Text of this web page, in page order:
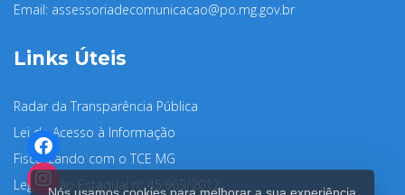
Email: assessoriadecomunicacao@po.mg.gov.br
Links Úteis
Radar da Transparência Pública
Lei de Acesso à Informação
Fiscalizando com o TCE MG
Legislação Estadual nº 45.969/2012